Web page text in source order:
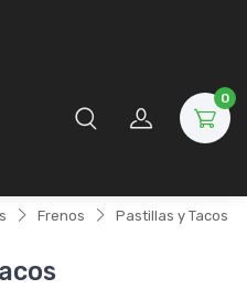
0
Frenos
Pastillas y Tacos